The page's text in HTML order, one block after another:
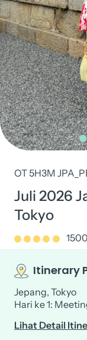
OT 5H3M
Juli 2026
Tokyo
Itinerary
Jepang, Tokyo
Hari ke 1:
Lihat Detail